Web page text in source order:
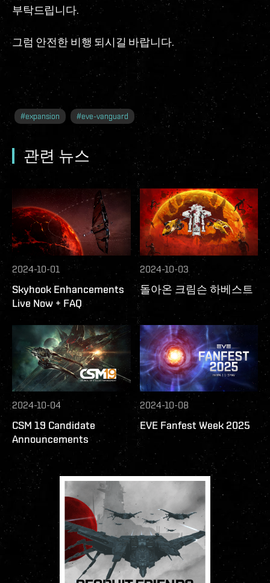
부탁드립니다.
그럼 안전한 비행 되시길 바랍니다.
#expansion #eve-vanguard
관련 뉴스
2024-10-01
Skyhook Enhancements
Live Now + FAQ
2024-10-03
돌아온 크림슨 하베스트
2024-10-04
CSM 19 Candidate
Announcements
2024-10-08
EVE Fanfest Week 2025